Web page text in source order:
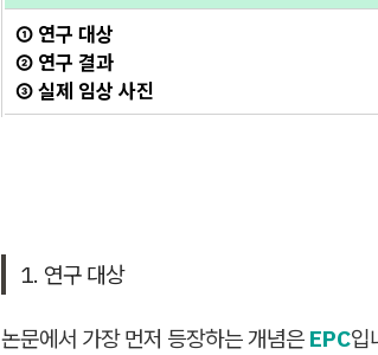
① 연구 대상
② 연구 결과
③ 실제 임상 사진
1. 연구 대상
논문에서 가장 먼저 등장하는 개념은 EPC입